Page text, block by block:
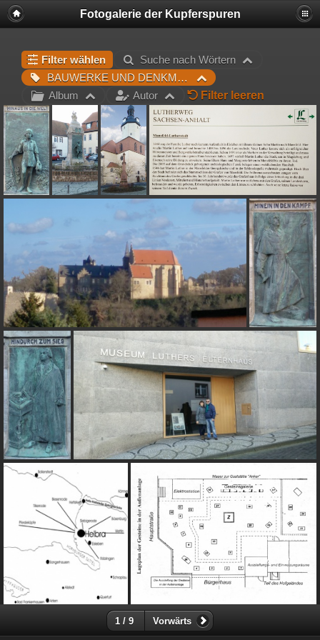
Fotogalerie der Kupferspuren
Filter wählen
Suche nach Wörtern
BAUWERKE UND DENKMALE
Album
Autor Filter leeren
1 / 9 Vorwärts